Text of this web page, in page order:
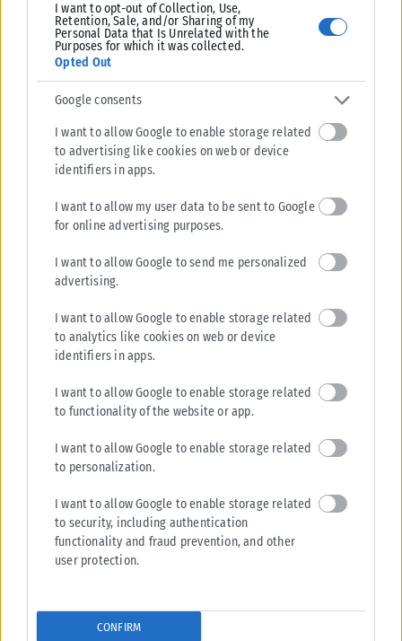
I want to opt-out of Collection, Use,
Retention, Sale, and/or Sharing of my
Personal Data that Is Unrelated with the
Purposes for which it was collected.
Opted Out
Google consents
I want to allow Google to enable storage related
to advertising like cookies on web or device
identifiers in apps.
I want to allow my user data to be sent to Google
for online advertising purposes.
I want to allow Google to send me personalized
advertising.
I want to allow Google to enable storage related
to analytics like cookies on web or device
identifiers in apps.
I want to allow Google to enable storage related
to functionality of the website or app.
I want to allow Google to enable storage related
to personalization.
I want to allow Google to enable storage related
to security, including authentication
functionality and fraud prevention, and other
user protection.
CONFIRM
18. Μάρσιο Αζεβέδο (2017-2018)
Ήρθε ως δανεικός από τη Σαχτάρ. Λίγα πράγματα, όπως και
τα παιχνίδια του. Μόλις 7 συμμετοχές οι 3 στο κύπελλο. Μετά
το τέλος της σεζόν επέστρεψε στην Ουκρανία.
19. Λέο Ζαμπά (2018-2022)
Ήρθε στον ΠΑΟΚ έναντι 5 εκ. ευρώ. Το ξεκίνημά του
εκρηκτικό. Το μειονέκτημά του ο ίδιος του ο εαυτός. Έχασε τη
θέση του και από εκεί που ήταν έτοιμος για μεταγραφή
για μεγάλη καριέρα όμως ποτέ δεν τα κατάφερε. Απολογισμός
65 παιχνίδια και 9 γκολ.
20. Ροντρίγκο Άλβες (2019-2022)
Πρόλαβε να παίξει σε 64 παιχνίδια. Δεν είναι και λίγα, όμως
ουδέποτε μπόρεσε να αφήσει το αποτύπωμά του στον
σύλλογο. Αποχώρησε κατόπιν δικής του επιθυμίας.
21. Ντόουγκλας Αουγκούστο (2019-…)
Μέχρι τη στιγμή που γράφονται οι γραμμές αυτές έχει παίξει
σε 108 παιχνίδια με τον ΠΑΟΚ, έχοντας σκοράρει 10 γκολ.
Διανύει την τέταρτή του σεζόν στον Δικέφαλο, όντας εκ των
βασικών ποδοσφαιριστών όλα αυτά τα χρόνια. Καλύπτει όλες
τις θέσεις της μεσαίας γραμμής και κάλλιστα μπορεί να μπει
«χώρα του καφέ» στον Δικέφαλο.